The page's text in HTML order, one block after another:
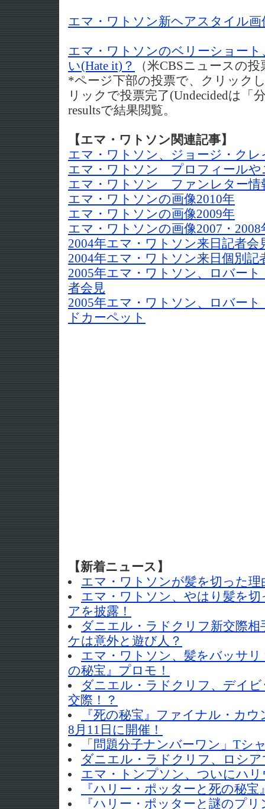
エマ・ワトソン新ヘアスタイル画
エマ・ワトソンのベリーショート
い(Hate it)？
（米CBSニュースの投
*ページ下部の投票で、クリック
リックで投票完了(Undecidedは「
resultsで結果閲覧。
【エマ・ワトソン関連記事】
エマ・ワトソン、ジョージ・ク
エマ・ワトソン プロフィールや
エマ・ワトソン ファンレター情
エマ・ワトソンの画像2010年
エマ・ワトソンの画像2009年
エマ・ワトソンの画像2007・2008
2004年エマ・ワトソン来日記者会
2004年エマ・ワトソン来日個別記
2005年エマ・ワトソン、ロバー
者会見
2005年エマ・ワトソン、ロバー
ドカーペット
【新着ニュース】
エマ・ワトソンが髪を切った理
エマ・ワトソン、やはり髪を
アを披露！
ダニエル・ラドクリフ新交際
ケは意外と遊び人？
エマ・ワトソン、髪をバッサ
の秘宝』プロモ！
ダニエル・ラドクリフ、デイ
交際！？
『死の秘宝』ファイナル・カ
8月11日に開催！
「問題分子ナンバーワン」Tシ
ダニエル・ラドクリフ、ロシ
エマ・トンプソン、ついにハ
『ハリー・ポッターと死の秘
『ハリー・ポッターと謎のプ